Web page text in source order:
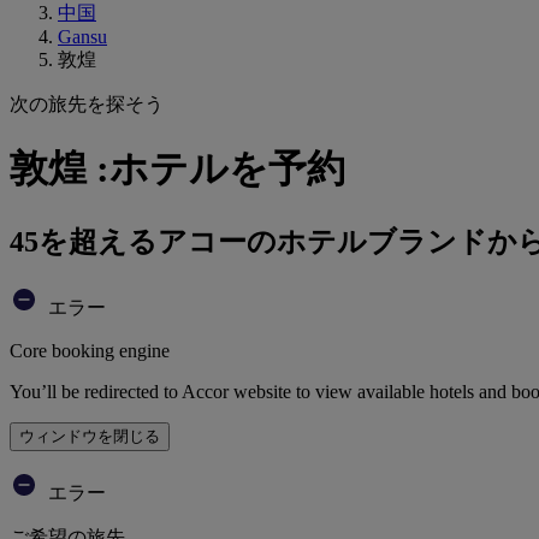
中国
Gansu
敦煌
次の旅先を探そう
敦煌 :ホテルを予約
45を超えるアコーのホテルブランドか
エラー
Core booking engine
You’ll be redirected to Accor website to view available hotels and
ウィンドウを閉じる
エラー